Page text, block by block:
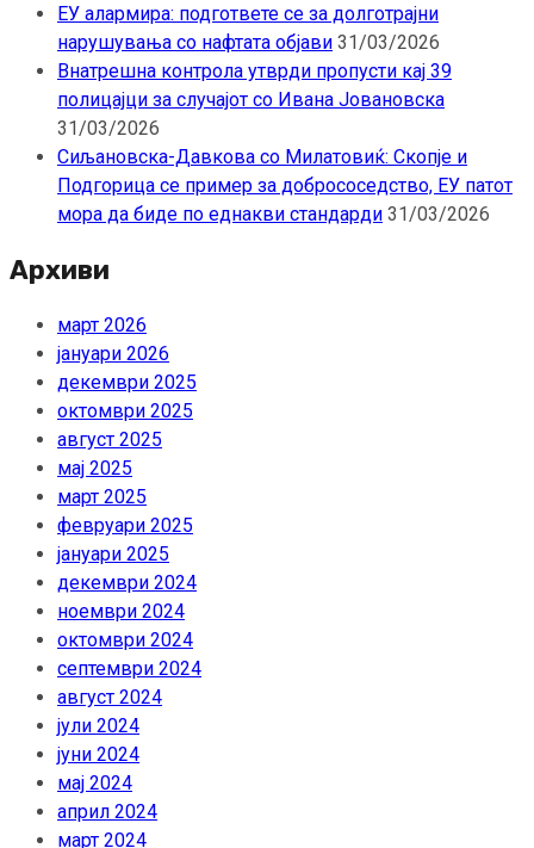
ЕУ алармира: подгответе се за долготрајни
нарушувања со нафтата објави 31/03/2026
Внатрешна контрола утврди пропусти кај 39
полицајци за случајот со Ивана Јовановска
31/03/2026
Сиљановска-Давкова со Милатовиќ: Скопје и
Подгорица се пример за добрососедство, ЕУ патот
мора да биде по еднакви стандарди 31/03/2026
Архиви
март 2026
јануари 2026
декември 2025
октомври 2025
август 2025
мај 2025
март 2025
февруари 2025
јануари 2025
декември 2024
ноември 2024
октомври 2024
септември 2024
август 2024
јули 2024
јуни 2024
мај 2024
април 2024
март 2024